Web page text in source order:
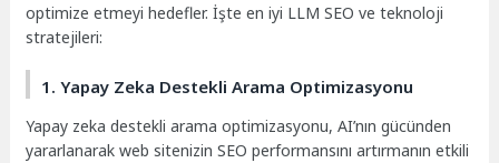
optimize etmeyi hedefler. İşte en iyi LLM SEO ve teknoloji
stratejileri:
1. Yapay Zeka Destekli Arama Optimizasyonu
Yapay zeka destekli arama optimizasyonu, AI’nın gücünden
yararlanarak web sitenizin SEO performansını artırmanın etkili